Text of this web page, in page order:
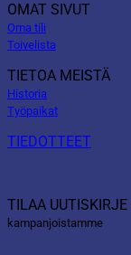
OMAT SIVUT
Oma tili
Toivelista
TIETOA MEISTÄ
Historia
Työpaikat
TIEDOTTEET
TILAA UUTISKIRJE
kampanjoistamme